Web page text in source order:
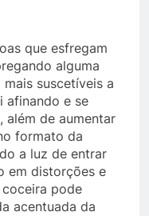
que esfregam
alguma
suscetíveis a
afinando e se
além de aumentar
formato da
a luz de entrar
em distorções e
pode
acentuada da